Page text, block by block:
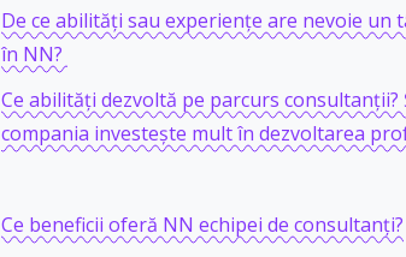
De ce abilități sau experiențe are nevoie
în NN?
Ce abilități dezvoltă pe parcurs
compania investește mult în dezvoltarea
Ce beneficii oferă NN echipei de consultanți?